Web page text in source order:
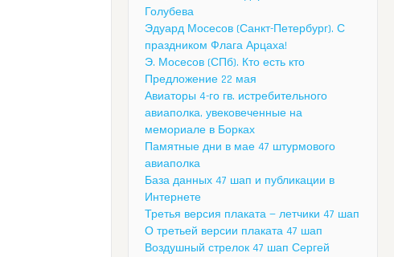
Голубева
Эдуард Мосесов (Санкт-Петербург). С
праздником Флага Арцаха!
Э. Мосесов (СПб). Кто есть кто
Предложение 22 мая
Авиаторы 4-го гв. истребительного
авиаполка, увековеченные на
мемориале в Борках
Памятные дни в мае 47 штурмового
авиаполка
База данных 47 шап и публикации в
Интернете
Третья версия плаката — летчики 47 шап
О третьей версии плаката 47 шап
Воздушный стрелок 47 шап Сергей